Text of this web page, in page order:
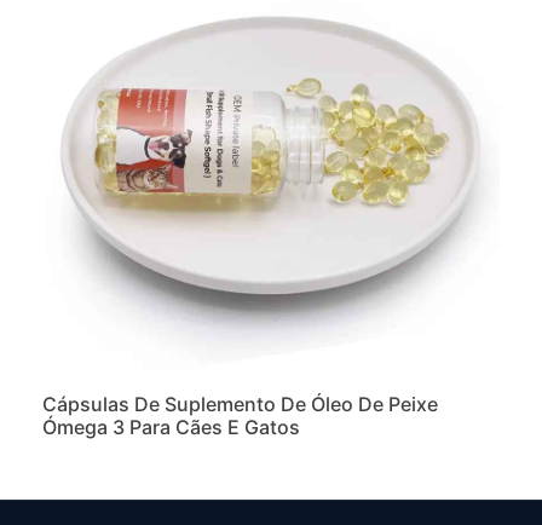
Cápsulas De Suplemento De Óleo De Peixe
Ómega 3 Para Cães E Gatos